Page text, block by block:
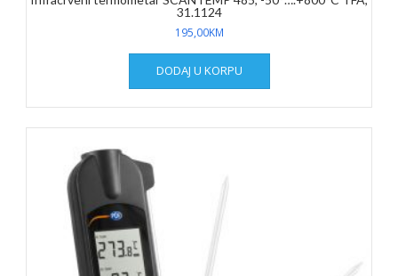
31.1124
195,00KM
DODAJ U KORPU